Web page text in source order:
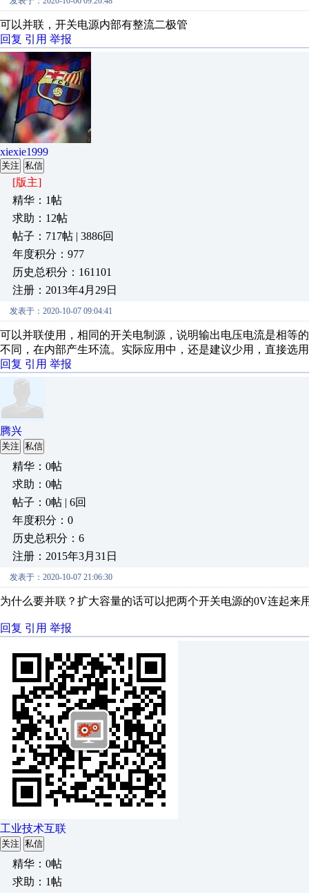
可以并联，开关电源内部有整流二极管
回复 引用 举报
xiexie1999
关注 私信
[版主]
精华：1帖
求助：12帖
帖子：717帖 | 3886回
年度积分：977
历史总积分：161101
注册：2013年4月29日
发表于：2020-10-07 09:04:41
可以并联使用，相同的开关电制源，说明输出电压电流是相等
不同，在内部产生环流。实际应用中，还是建议少用，直接选
回复 引用 举报
腾兴
关注 私信
精华：0帖
求助：0帖
帖子：0帖 | 6回
年度积分：0
历史总积分：6
注册：2015年3月31日
发表于：2020-10-07 21:06:30
为什么要并联？扩大容量的话可以把两个开关电源的0V连起来
回复 引用 举报
工业技术互联
关注 私信
精华：0帖
求助：1帖